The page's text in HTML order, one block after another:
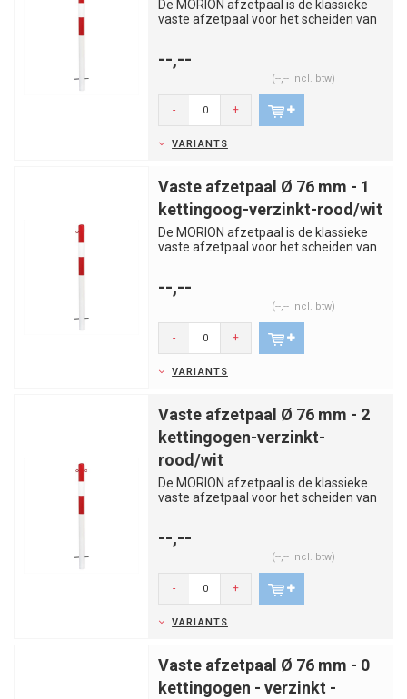
De MORION afzetpaal is de klassieke
vaste afzetpaal voor het scheiden van
--,--
(--,-- Incl. btw)
- +
VARIANTS
Vaste afzetpaal Ø 76 mm - 1
kettingoog-verzinkt-rood/wit
De MORION afzetpaal is de klassieke
vaste afzetpaal voor het scheiden van
--,--
(--,-- Incl. btw)
- +
VARIANTS
Vaste afzetpaal Ø 76 mm - 2
kettingogen-verzinkt-
rood/wit
De MORION afzetpaal is de klassieke
vaste afzetpaal voor het scheiden van
--,--
(--,-- Incl. btw)
- +
VARIANTS
Vaste afzetpaal Ø 76 mm - 0
kettingogen - verzinkt -